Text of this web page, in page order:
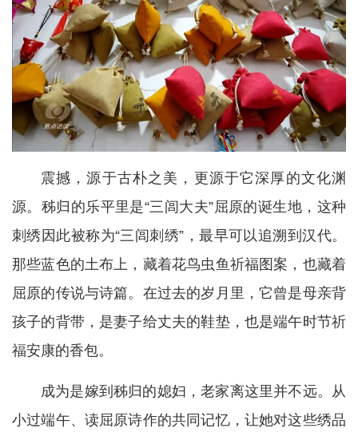
震撼，源于古朴之美，更源于它深厚的文化渊
源。秭归的乐平里是“三闾大夫”屈原的诞生地，这种
刺绣因此被称为“三闾刺绣”，最早可以追溯到汉代。
那些蓝色的土布上，藏着花鸟虫鱼祈福图案，也藏着
屈原的传说与诗篇。在过去的岁月里，它曾是母亲背
孩子的背带，是妻子给丈夫的鞋垫，也是端午时节祈
福安康的香包。
成为是嫁到秭归的媳妇，老家离这里并不远。从
小过端午、读屈原诗作的共同记忆，让她对这些绣品